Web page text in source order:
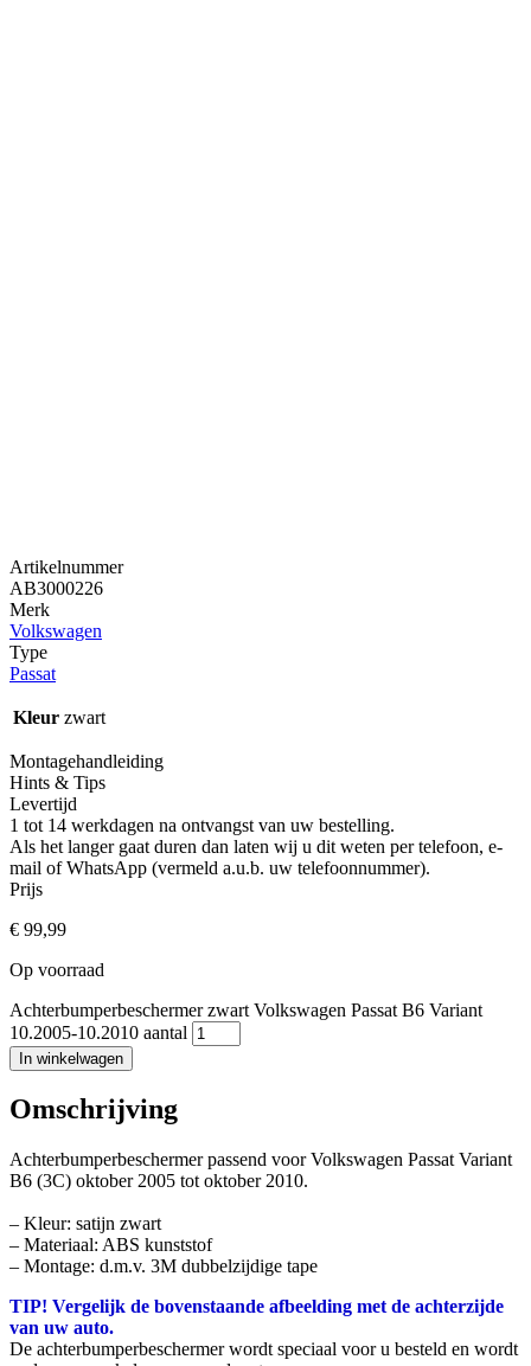
Artikelnummer
AB3000226
Merk
Volkswagen
Type
Passat
Kleur zwart
Montagehandleiding
Hints & Tips
Levertijd
1 tot 14 werkdagen na ontvangst van uw bestelling.
Als het langer gaat duren dan laten wij u dit weten per telefoon, e-
mail of WhatsApp (vermeld a.u.b. uw telefoonnummer).
Prijs
€ 99,99
Op voorraad
Achterbumperbeschermer zwart Volkswagen Passat B6 Variant
10.2005-10.2010 aantal
In winkelwagen
Omschrijving
Achterbumperbeschermer passend voor Volkswagen Passat Variant
B6 (3C) oktober 2005 tot oktober 2010.
– Kleur: satijn zwart
– Materiaal: ABS kunststof
– Montage: d.m.v. 3M dubbelzijdige tape
TIP! Vergelijk de bovenstaande afbeelding met de achterzijde
van uw auto.
De achterbumperbeschermer wordt speciaal voor u besteld en wordt